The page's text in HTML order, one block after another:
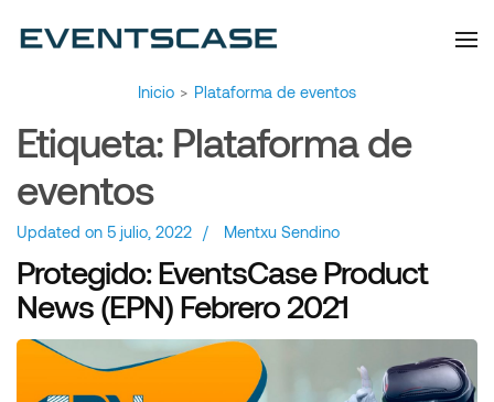
Inicio > Plataforma de eventos
Etiqueta: Plataforma de
eventos
Updated on 5 julio, 2022 / Mentxu Sendino
Protegido: EventsCase Product
News (EPN) Febrero 2021